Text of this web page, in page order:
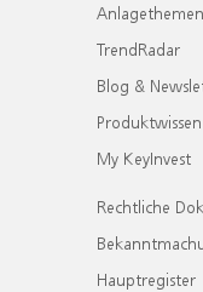
Anlagethemen
TrendRadar
Blog &
Produktwissen
My KeyInvest
Rechtliche
Hauptregister